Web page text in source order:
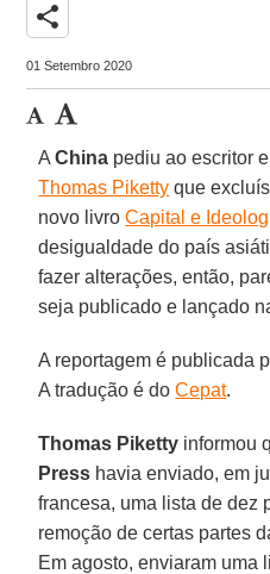
share
01 Setembro 2020
AChina pediu ao escritor
Thomas Piketty que
novo livroCapital e
desigualdade do país
fazer alterações, então,
seja publicado e lançado
A reportagem é publicada
A tradução é doCepat.
Thomas Piketty informou
Press havia enviado, em
francesa, uma lista de dez
remoção de certas partes
Em agosto, enviaram uma